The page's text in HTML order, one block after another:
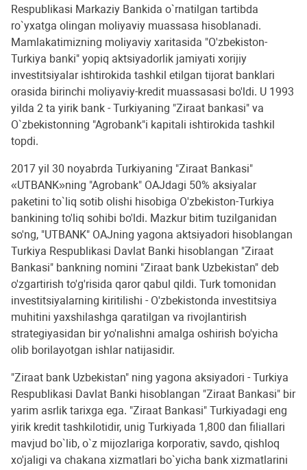
Respublikasi Markaziy Bankida o`rnatilgan tartibda
ro`yxatga olingan moliyaviy muassasa hisoblanadi.
Mamlakatimizning moliyaviy xaritasida "O'zbekiston-
Turkiya banki" yopiq aktsiyadorlik jamiyati xorijiy
investitsiyalar ishtirokida tashkil etilgan tijorat banklari
orasida birinchi moliyaviy-kredit muassasasi bo'ldi. U 1993
yilda 2 ta yirik bank - Turkiyaning "Ziraat bankasi" va
O`zbekistonning "Agrobank"i kapitali ishtirokida tashkil
topdi.
2017 yil 30 noyabrda Turkiyaning "Ziraat Bankasi"
«UTBANK»ning "Agrobank" OAJdagi 50% aksiyalar
paketini to`liq sotib olishi hisobiga O'zbekiston-Turkiya
bankining to'liq sohibi bo'ldi. Mazkur bitim tuzilganidan
so'ng, "UTBANK" OAJning yagona aktsiyadori hisoblangan
Turkiya Respublikasi Davlat Banki hisoblangan "Ziraat
Bankasi" bankning nomini "Ziraat bank Uzbekistan" deb
o'zgartirish to'g'risida qaror qabul qildi. Turk tomonidan
investitsiyalarning kiritilishi - O'zbekistonda investitsiya
muhitini yaxshilashga qaratilgan va rivojlantirish
strategiyasidan bir yo'nalishni amalga oshirish bo'yicha
olib borilayotgan ishlar natijasidir.
"Ziraat bank Uzbekistan" ning yagona aksiyadori - Turkiya
Respublikasi Davlat Banki hisoblangan "Ziraat Bankasi" bir
yarim asrlik tarixga ega. "Ziraat Bankasi" Turkiyadagi eng
yirik kredit tashkilotidir, unig Turkiyada 1,800 dan filiallari
mavjud bo`lib, o`z mijozlariga korporativ, savdo, qishloq
xo'jaligi va chakana xizmatlari bo`yicha bank xizmatlarini